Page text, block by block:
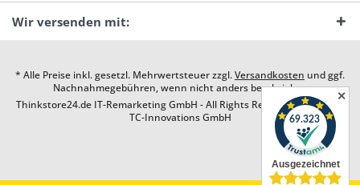
Wir versenden mit:
* Alle Preise inkl. gesetzl. Mehrwertsteuer zzgl.Versandkosten und ggf.
Nachnahmegebühren, wenn nicht anders beschrieben
Thinkstore24.de IT-Remarketing GmbH - All Rights Reserved. Design by
TC-Innovations GmbH
✕